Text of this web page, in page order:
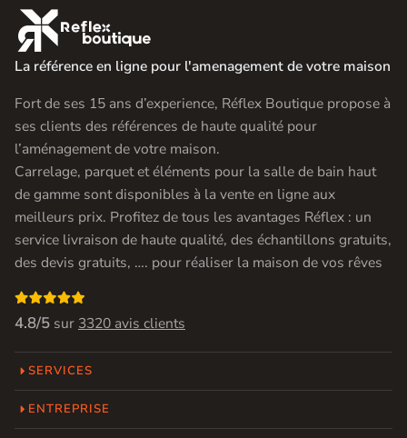

La référence en ligne pour l'amenagement de votre maison
Fort de ses 15 ans d’experience, Réflex Boutique propose à
ses clients des références de haute qualité pour
l’aménagement de votre maison.
Carrelage, parquet et éléments pour la salle de bain haut
de gamme sont disponibles à la vente en ligne aux
meilleurs prix. Profitez de tous les avantages Réflex : un
service livraison de haute qualité, des échantillons gratuits,
des devis gratuits, …. pour réaliser la maison de vos rêves

4.8/5 sur 3320 avis clients
SERVICES
ENTREPRISE